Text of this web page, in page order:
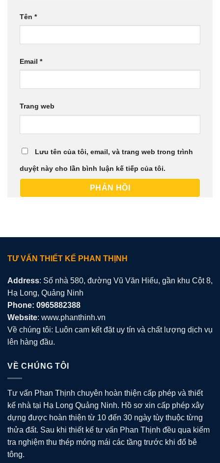
Tên *
Email *
Trang web
Lưu tên của tôi, email, và trang web trong trình
duyệt này cho lần bình luận kế tiếp của tôi.
TƯ VẤN THIẾT KẾ PHAN THỊNH
Address: Số nhà 580, đường Vũ Văn Hiếu, gần khu Cột 8,
Hạ Long, Quảng Ninh
Phone: 0965882388
Website: www.phanthinh.vn
Về chúng tôi: Luôn cam kết đặt uy tín và chất lượng dịch vụ
lên hàng đầu.
VỀ CHÚNG TÔI
Tư vấn Phan Thịnh chuyên hoàn thiện cấp phép và thiết
kế nhà tại Hạ Long Quảng Ninh. Hồ sơ xin cấp phép xây
dựng được hoàn thiện từ 10 đến 30 ngày tùy thuộc từng
thửa đất. Sau khi thiết kế tư vấn Phan Thịnh đều qua kiểm
tra nghiệm thu thép móng mái các tầng trước khi đổ bê
tông.